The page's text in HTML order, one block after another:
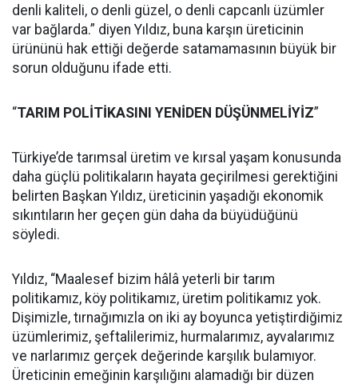
denli kaliteli, o denli güzel, o denli capcanlı üzümler
var bağlarda.” diyen Yıldız, buna karşın üreticinin
ürününü hak ettiği değerde satamamasının büyük bir
sorun olduğunu ifade etti.
“TARIM POLİTİKASINI YENİDEN DÜŞÜNMELİYİZ”
Türkiye’de tarımsal üretim ve kırsal yaşam konusunda
daha güçlü politikaların hayata geçirilmesi gerektiğini
belirten Başkan Yıldız, üreticinin yaşadığı ekonomik
sıkıntıların her geçen gün daha da büyüdüğünü
söyledi.
Yıldız, “Maalesef bizim hâlâ yeterli bir tarım
politikamız, köy politikamız, üretim politikamız yok.
Dişimizle, tırnağımızla on iki ay boyunca yetiştirdiğimiz
üzümlerimiz, şeftalilerimiz, hurmalarımız, ayvalarımız
ve narlarımız gerçek değerinde karşılık bulamıyor.
Üreticinin emeğinin karşılığını alamadığı bir düzen